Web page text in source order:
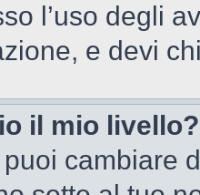
l’uso degli
e devi
il mio livello?
cambiare